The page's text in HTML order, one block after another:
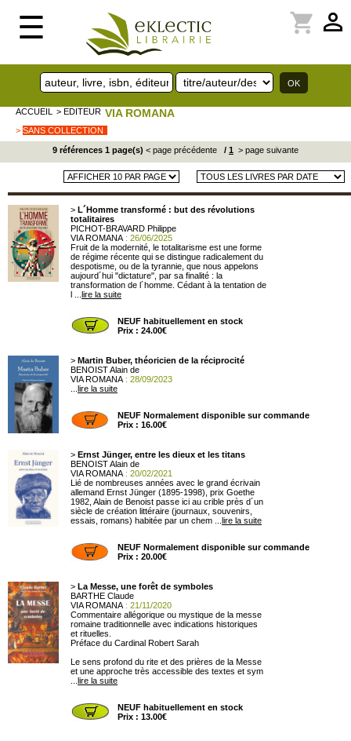
☰ perm_identity
shopping_cart
ACCUEIL > EDITEUR VIA ROMANA
> SANS COLLECTION
9 références 1 page(s) < page précédente / 1 > page suivante
> L´Homme transformé : but des révolutions
totalitaires
PICHOT-BRAVARD Philippe
VIA ROMANA : 26/06/2025
Fruit de la modernité, le totalitarisme est une forme
de régime récente qui se distingue radicalement du
despotisme, ou de la tyrannie, que nous appelons
aujourd´hui "dictature", par sa finalité : la
transformation de l´homme. Cédant à la tentation de
l ... lire la suite
NEUF habituellement en stock
Prix : 24.00€
> Martin Buber, théoricien de la réciprocité
BENOIST Alain de
VIA ROMANA : 28/09/2023
lire la suite
NEUF Normalement disponible sur commande
Prix : 16.00€
> Ernst Jünger, entre les dieux et les titans
BENOIST Alain de
VIA ROMANA : 20/02/2021
Lié de nombreuses années avec le grand écrivain
allemand Ernst Jünger (1895-1998), prix Goethe
1982, Alain de Benoist passe ici au crible près d´un
siècle de création littéraire (journaux, souvenirs,
essais, romans) habitée par un chem ... lire la suite
NEUF Normalement disponible sur commande
Prix : 20.00€
> La Messe, une forêt de symboles
BARTHE Claude
VIA ROMANA : 21/11/2020
Commentaire allégorique ou mystique de la messe
romaine traditionnelle avec indications historiques
et rituelles.
Préface du Cardinal Robert Sarah
Le sens profond du rite et des prières de la Messe
et une approche très accessible des textes et sym
lire la suite
NEUF habituellement en stock
Prix : 13.00€